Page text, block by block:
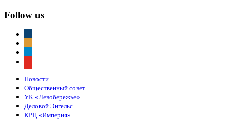
Follow us
Новости
Общественный совет
УК «Левобережье»
Деловой Энгельс
КРЦ «Империя»